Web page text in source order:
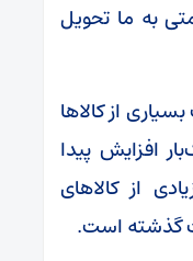
به ما تحویل
از کالا‌ها
افزایش پیدا
از کالا‌های
گذشته است.